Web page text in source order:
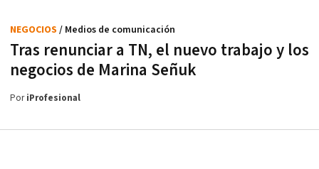
Tras renunciar a TN, el nuevo trabajo y los
negocios de Marina Señuk
NEGOCIOS / Medios de comunicación
PoriProfesional